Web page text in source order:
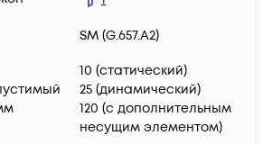
SM (G.657.A2)
10 (статический)
25 (динамический)
120 (с дополнительным
несущим элементом)